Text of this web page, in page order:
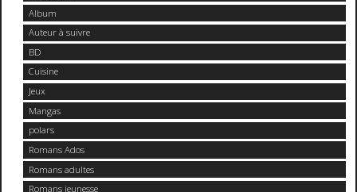
Album
Auteur à suivre
BD
Cuisine
Jeux
Mangas
polars
Romans Ados
Romans adultes
Romans jeunesse